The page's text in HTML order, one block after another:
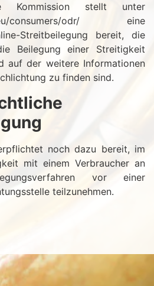
Kommission stellt unter
consumers/odr/ eine
Streitbeilegung bereit, die
Beilegung einer Streitigkeit
auf der weitere Informationen
zu finden sind.
noch dazu bereit, im
mit einem Verbraucher an
vor einer
teilzunehmen.